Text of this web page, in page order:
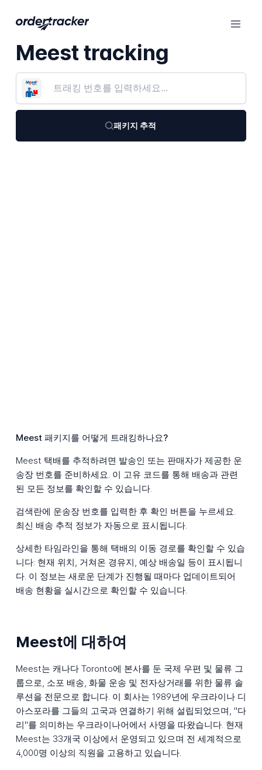
Meest tracking
패키지 추적
Meest 패키지를 어떻게 트래킹하나요?
Meest 택배를 추적하려면 발송인 또는 판매자가 제공한 운
송장 번호를 준비하세요. 이 고유 코드를 통해 배송과 관련
된 모든 정보를 확인할 수 있습니다.
검색란에 운송장 번호를 입력한 후 확인 버튼을 누르세요.
최신 배송 추적 정보가 자동으로 표시됩니다.
상세한 타임라인을 통해 택배의 이동 경로를 확인할 수 있습
니다: 현재 위치, 거쳐온 경유지, 예상 배송일 등이 표시됩니
다. 이 정보는 새로운 단계가 진행될 때마다 업데이트되어
배송 현황을 실시간으로 확인할 수 있습니다.
Meest에 대하여
Meest는 캐나다 Toronto에 본사를 둔 국제 우편 및 물류 그
룹으로, 소포 배송, 화물 운송 및 전자상거래를 위한 물류 솔
루션을 전문으로 합니다. 이 회사는 1989년에 우크라이나 디
아스포라를 그들의 고국과 연결하기 위해 설립되었으며, "다
리"를 의미하는 우크라이나어에서 사명을 따왔습니다. 현재
Meest는 33개국 이상에서 운영되고 있으며 전 세계적으로
4,000명 이상의 직원을 고용하고 있습니다.